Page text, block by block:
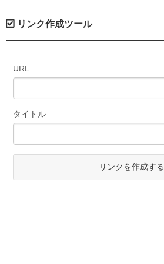
リンク作成ツール
URL
タイトル
リンクを作成する